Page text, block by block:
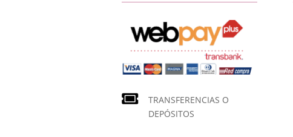
TRANSFERENCIAS O
DEPÓSITOS